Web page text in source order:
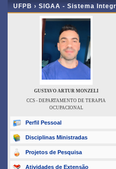
UFPB › SIGAA - Sistema
GUSTAVO ARTUR MONZELI
CCS - DEPARTAMENTO DE TERAPIA
OCUPACIONAL
Perfil Pessoal
Disciplinas Ministradas
Projetos de Pesquisa
Atividades de Extensão